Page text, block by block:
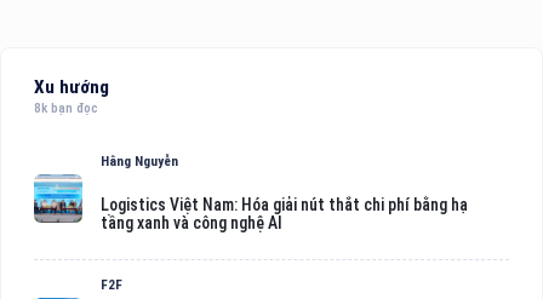
Xu hướng
8k bạn đọc
Hằng Nguyễn
Logistics Việt Nam: Hóa giải nút thắt chi phí bằng hạ
tầng xanh và công nghệ AI
F2F